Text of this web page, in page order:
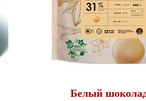
Белый